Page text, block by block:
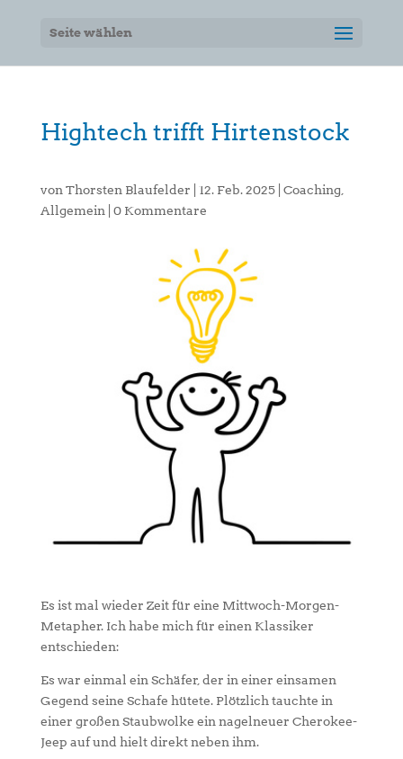
Seite wählen
Hightech trifft Hirtenstock
von Thorsten Blaufelder 12. Feb. 2025| Coaching
Allgemein
0 Kommentare
Es ist mal wieder Zeit für eine Mittwoch-Morgen-
Metapher. Ich habe mich für einen Klassiker
entschieden:
Es war einmal ein Schäfer, der in einer einsamen
Gegend seine Schafe hütete. Plötzlich tauchte in
einer großen Staubwolke ein nagelneuer Cherokee-
Jeep auf und hielt direkt neben ihm.